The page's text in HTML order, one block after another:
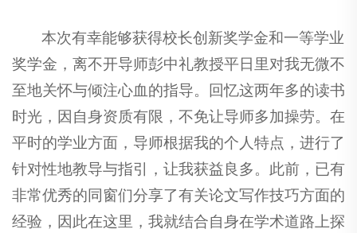
本次有幸能够获得校长创新奖学金和一等学业
奖学金，离不开导师彭中礼教授平日里对我无微不
至地关怀与倾注心血的指导。回忆这两年多的读书
时光，因自身资质有限，不免让导师多加操劳。在
平时的学业方面，导师根据我的个人特点，进行了
针对性地教导与指引，让我获益良多。此前，已有
非常优秀的同窗们分享了有关论文写作技巧方面的
经验，因此在这里，我就结合自身在学术道路上探